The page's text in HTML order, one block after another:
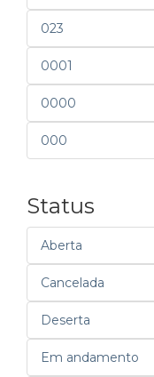
023
0001
0000
000
Status
Aberta
Cancelada
Deserta
Em andamento